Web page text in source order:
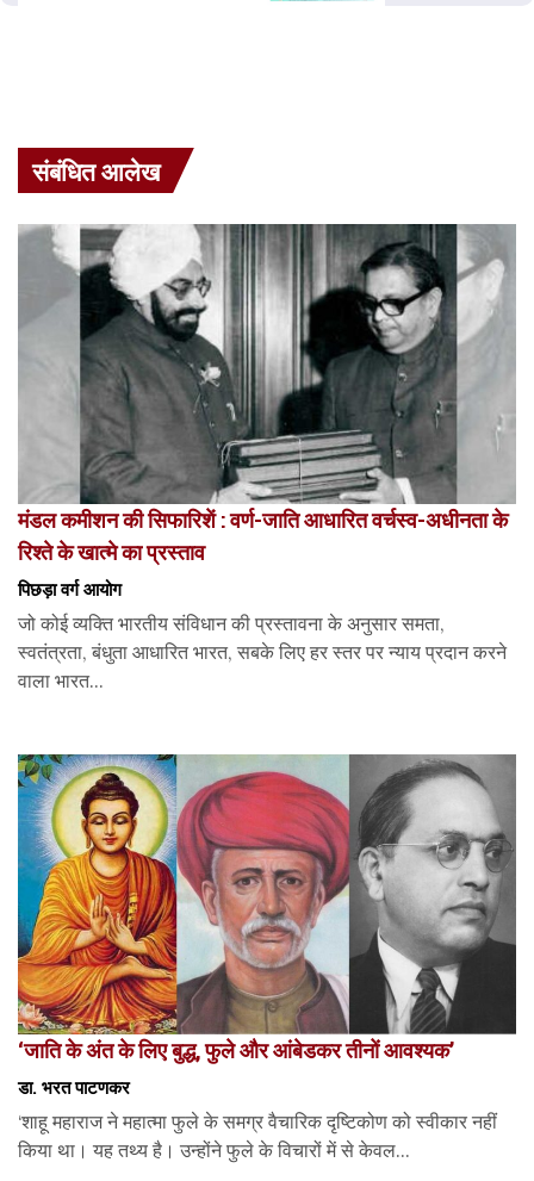
संबंधित आलेख
मंडल कमीशन की सिफारिशें : वर्ण-जाति आधारित वर्चस्व-अधीनता के
रिश्ते के खात्मे का प्रस्ताव
पिछड़ा वर्ग आयोग
जो कोई व्यक्ति भारतीय संविधान की प्रस्तावना के अनुसार समता,
स्वतंत्रता, बंधुता आधारित भारत, सबके लिए हर स्तर पर न्याय प्रदान करने
वाला भारत...
‘जाति के अंत के लिए बुद्ध, फुले और आंबेडकर तीनों आवश्यक’
डा. भरत पाटणकर
‘शाहू महाराज ने महात्मा फुले के समग्र वैचारिक दृष्टिकोण को स्वीकार नहीं
किया था। यह तथ्य है। उन्होंने फुले के विचारों में से केवल...